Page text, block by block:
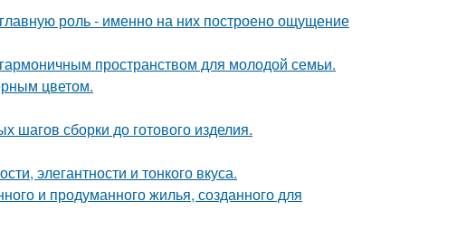
роль - именно на них построено ощущение
пространством для молодой семьи.
цветом.
шагов сборки до готового изделия.
элегантности и тонкого вкуса.
и продуманного жилья, созданного для